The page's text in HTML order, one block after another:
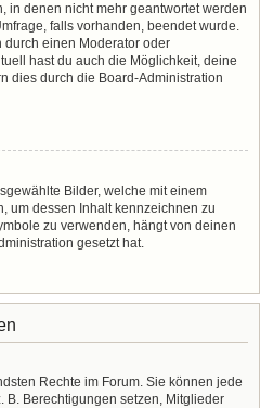
in denen nicht mehr geantwortet werden
falls vorhanden, beendet wurde.
einen Moderator oder
hast du auch die Möglichkeit, deine
dies durch die Board-Administration
Bilder, welche mit einem
um dessen Inhalt kennzeichnen zu
zu verwenden, hängt von deinen
gesetzt hat.
Rechte im Forum. Sie können jede
B. Berechtigungen setzen, Mitglieder